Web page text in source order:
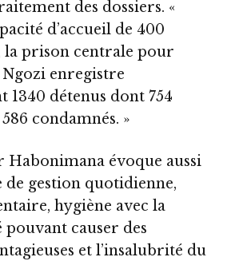
des dossiers. «
d’accueil de 400
la prison centrale pour
enregistre
1340 détenus dont 754
condamnés. »
Habonimana évoque aussi
gestion quotidienne,
hygiène avec la
causer des
et l’insalubrité du